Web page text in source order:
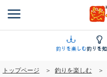
ン
釣りを楽しむ釣りを
トップページ 釣りを楽しむ